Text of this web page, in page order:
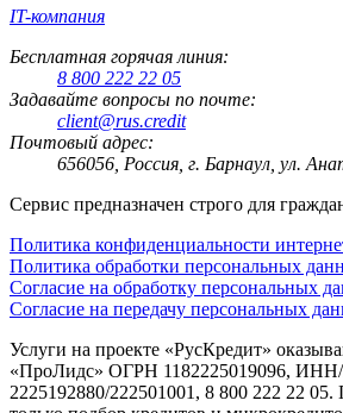
IT-компания
Бесплатная горячая линия:
8 800 222 22 05
Задавайте вопросы по почте:
client@rus.credit
Почтовый адрес:
656056, Россия, г. Барнаул, ул.
Сервис предназначен строго для
Политика конфиденциальности
Политика обработки персональных
Согласие на обработку персональных
Согласие на передачу персональных
Услуги на проекте «РусКредит»
«ПроЛидс» ОГРН 1182225019096,
2225192880/222501001, 8 800 222 22 05.